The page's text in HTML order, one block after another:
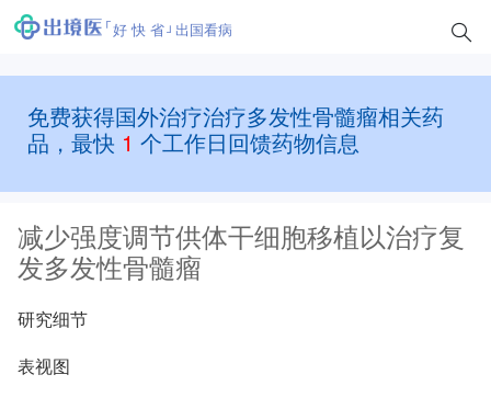
好 快 省 出国看病
免费获得国外治疗治疗多发性骨髓瘤相关药
品，最快 1 个工作日回馈药物信息
减少强度调节供体干细胞移植以治疗复
发多发性骨髓瘤
研究细节
表视图